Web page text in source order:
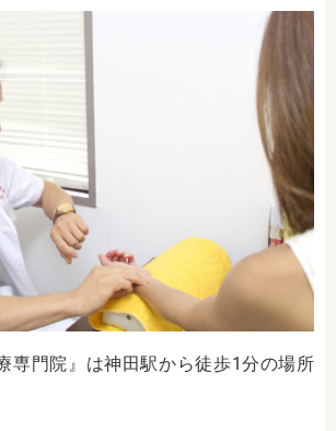
専門院』は神田駅から徒歩1分の場所